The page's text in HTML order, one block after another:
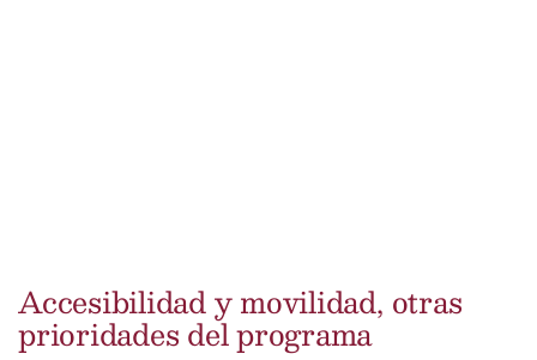
Accesibilidad y movilidad, otras
prioridades del programa